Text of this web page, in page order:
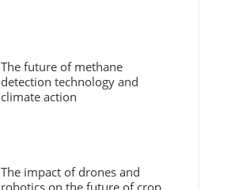
The future of methane
detection technology and
climate action
The impact of drones and